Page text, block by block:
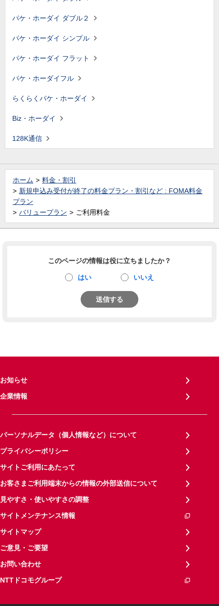
パケ・ホーダイ ダブル２
パケ・ホーダイ シンプル
パケ・ホーダイ フラット
パケ・ホーダイフル
らくらくパケ・ホーダイ
Biz・ホーダイ
128K通信
ホーム
料金・割引
新規申込み受付が終了の料金プラン・割引など : FOMA料金
プラン
バリュープラン
ご利用料金
このページの情報は役に立ちましたか？
はい いいえ
送信する
お知らせ
企業情報
パーソナルデータ（個人情報など）について
プライバシーポリシー
サイトご利用にあたって
お客さまご利用端末からの情報の外部送信について
見やすさ・使いやすさの調整
サイトメンテナンス情報
サイトマップ
ご意見・ご要望
お問い合わせ
NTTドコモグループ